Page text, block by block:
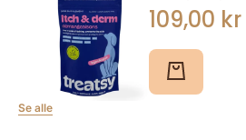
109,00 kr
Se alle